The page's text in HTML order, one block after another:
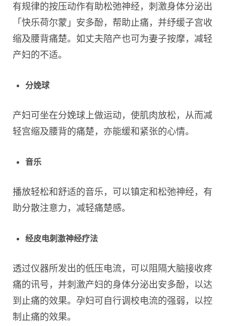
有规律的按压动作有助松弛神经，刺激身体分泌出
「快乐荷尔蒙」安多酚，帮助止痛，并纾缓子宫收
缩及腰背痛楚。如丈夫陪产也可为妻子按摩，减轻
产妇的不适。
分娩球
产妇可坐在分娩球上做运动，使肌肉放松，从而减
轻宫缩及腰背的痛楚，亦能缓和紧张的心情。
音乐
播放轻松和舒适的音乐，可以镇定和松弛神经，有
助分散注意力，减轻痛楚感。
经皮电刺激神经疗法
透过仪器所发出的低压电流，可以阻隔大脑接收疼
痛的讯号，并刺激产妇的身体分泌出安多酚，以达
到止痛的效果。孕妇可自行调校电流的强弱，以控
制止痛的效果。